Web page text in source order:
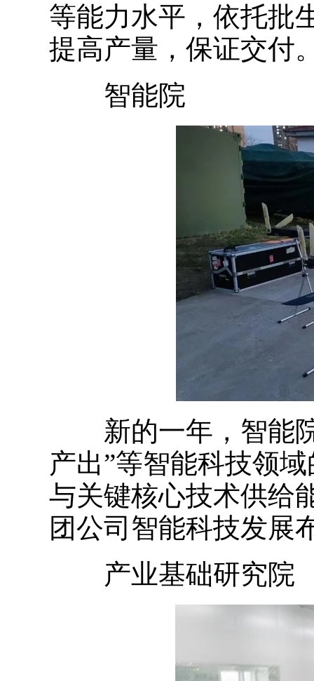
等能力水平，依托批
提高产量，保证交付
智能院
新的一年，智能院
产出”等智能科技领
与关键核心技术供给
团公司智能科技发展
产业基础研究院